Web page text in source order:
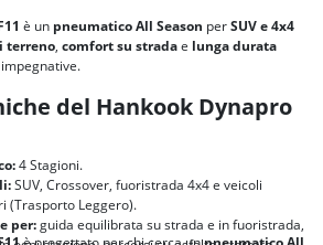
è un pneumatico All Season perSUV e 4x4
terreno, comfort su stradae lunga durata
del Hankook Dynapro
4 Stagioni.
SUV, Crossover, fuoristrada 4x4 e veicoli
(Trasporto Leggero).
per:guida equilibrata su strada e in fuoristrada,